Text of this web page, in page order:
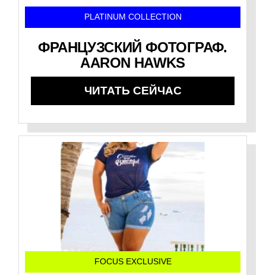
PLATINUM COLLECTION
ФРАНЦУЗСКИЙ ФОТОГРАФ.
AARON HAWKS
ЧИТАТЬ СЕЙЧАС
FOCUS EXCLUSIVE